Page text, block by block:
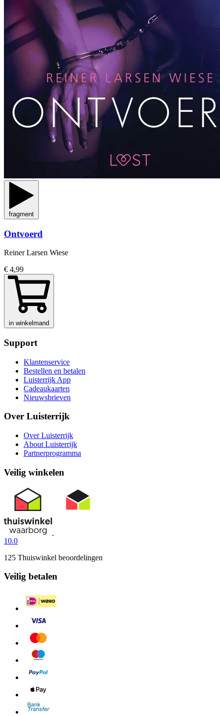
fragment
Ontvoerd
Reiner Larsen Wiese
€ 4,99
in winkelmand
Support
Klantenservice
Bestellen en betalen
Luisterrijk App
Cadeaukaarten
Nieuwsbrieven
Over Luisterrijk
Over Luisterrijk
About Luisterrijk
Partnerprogramma
Veilig winkelen
10.0
125 Thuiswinkel beoordelingen
Veilig betalen